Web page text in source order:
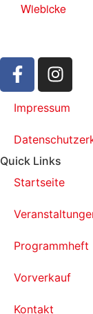
Wiebicke
Impressum
Quick Links
Startseite
Programmheft
Vorverkauf
Kontakt